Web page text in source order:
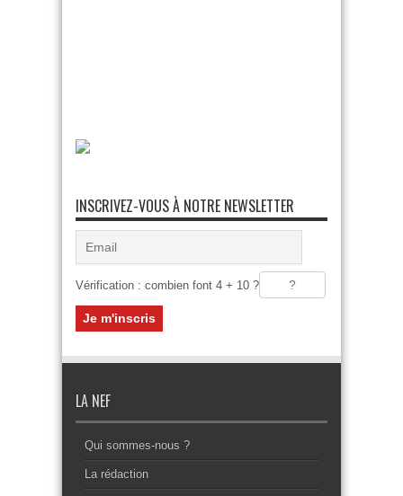
INSCRIVEZ-VOUS À NOTRE NEWSLETTER
Vérification : combien font 4 + 10 ?
LA NEF
Qui sommes-nous ?
La rédaction